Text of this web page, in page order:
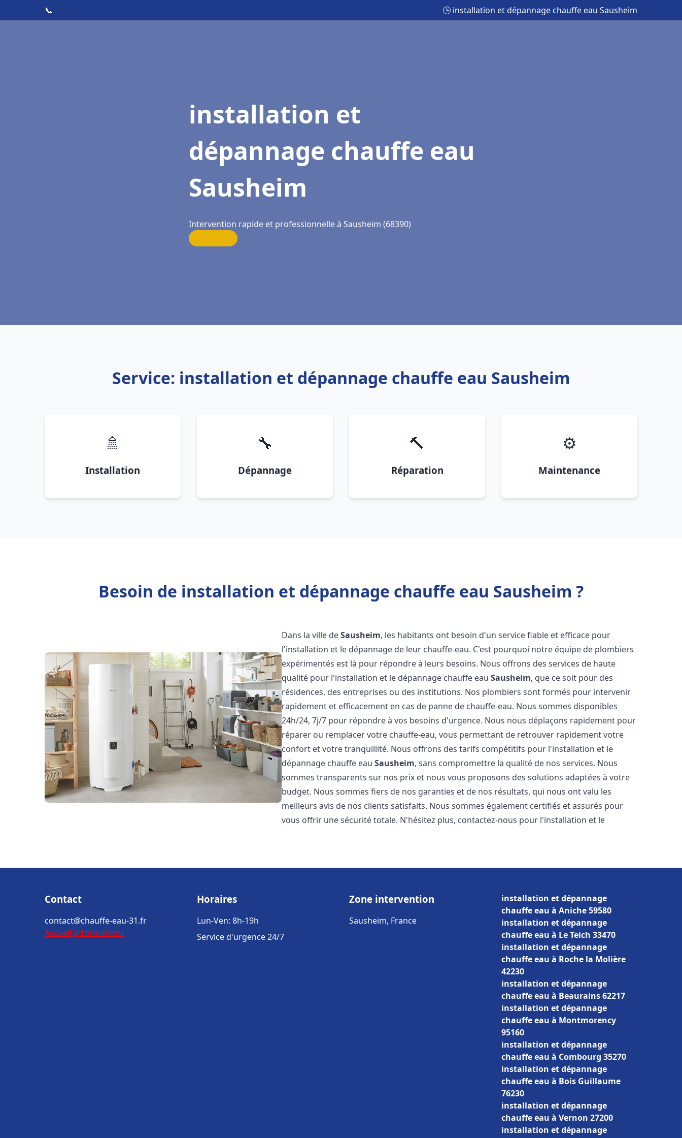
📞 🕒 installation et dépannage chauffe eau Sausheim
installation et
dépannage chauffe eau
Sausheim
Intervention rapide et professionnelle à Sausheim (68390)
Service: installation et dépannage chauffe eau Sausheim
🚿
Installation
🔧
Dépannage
🔨
Réparation
⚙️
Maintenance
Besoin de installation et dépannage chauffe eau Sausheim ?
Dans la ville deSausheim, les habitants ont besoin d'un service fiable et efficace pour
l'installation et le dépannage de leur chauffe-eau. C'est pourquoi notre équipe de plombiers
expérimentés est là pour répondre à leurs besoins. Nous offrons des services de haute
qualité pour l'installation et le dépannage chauffe eauSausheim, que ce soit pour des
résidences, des entreprises ou des institutions. Nos plombiers sont formés pour intervenir
rapidement et efficacement en cas de panne de chauffe-eau. Nous sommes disponibles
24h/24, 7j/7 pour répondre à vos besoins d'urgence. Nous nous déplaçons rapidement pour
réparer ou remplacer votre chauffe-eau, vous permettant de retrouver rapidement votre
confort et votre tranquillité. Nous offrons des tarifs compétitifs pour l'installation et le
dépannage chauffe eauSausheim, sans compromettre la qualité de nos services. Nous
sommes transparents sur nos prix et nous vous proposons des solutions adaptées à votre
budget. Nous sommes fiers de nos garanties et de nos résultats, qui nous ont valu les
meilleurs avis de nos clients satisfaits. Nous sommes également certifiés et assurés pour
vous offrir une sécurité totale. N'hésitez plus, contactez-nous pour l'installation et le
Contact
contact@chauffe-eau-31.fr
Accueil Informations
Horaires
Lun-Ven: 8h-19h
Service d'urgence 24/7
Zone intervention
Sausheim, France
installation et dépannage
chauffe eau à Aniche 59580
installation et dépannage
chauffe eau à Le Teich 33470
installation et dépannage
chauffe eau à Roche la Molière
42230
installation et dépannage
chauffe eau à Beaurains 62217
installation et dépannage
chauffe eau à Montmorency
95160
installation et dépannage
chauffe eau à Combourg 35270
installation et dépannage
chauffe eau à Bois Guillaume
76230
installation et dépannage
chauffe eau à Vernon 27200
installation et dépannage